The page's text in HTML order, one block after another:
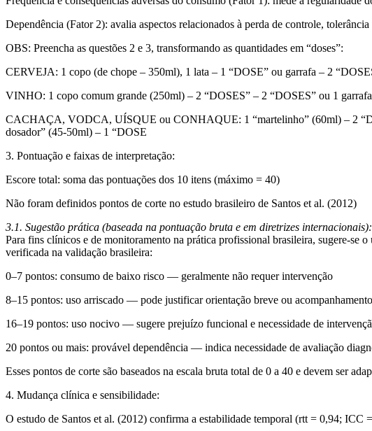
Dependência (Fator 2): avalia aspectos relacionados à perda de controle,
OBS: Preencha as questões 2 e 3, transformando as quantidades em “doses”:
CERVEJA: 1 copo (de chope – 350ml), 1 lata – 1 “DOSE” ou garrafa – 2
VINHO: 1 copo comum grande (250ml) – 2 “DOSES” – 2 “DOSES” ou 1
CACHAÇA, VODCA, UÍSQUE ou CONHAQUE: 1 “martelinho” (60ml) – 2
dosador” (45-50ml) – 1 “DOSE
3. Pontuação e faixas de interpretação:
Escore total: soma das pontuações dos 10 itens (máximo = 40)
Não foram definidos pontos de corte no estudo brasileiro de Santos et al. (2012)
3.1. Sugestão prática (baseada na pontuação bruta e em diretrizes internacionais):
Para fins clínicos e de monitoramento na prática profissional brasileira, sugere-se
verificada na validação brasileira:
0–7 pontos: consumo de baixo risco — geralmente não requer intervenção
8–15 pontos: uso arriscado — pode justificar orientação breve ou acompanhamento
16–19 pontos: uso nocivo — sugere prejuízo funcional e necessidade de
20 pontos ou mais: provável dependência — indica necessidade de avaliação
Esses pontos de corte são baseados na escala bruta total de 0 a 40 e devem ser
4. Mudança clínica e sensibilidade:
O estudo de Santos et al. (2012) confirma a estabilidade temporal (rtt = 0,94; ICC